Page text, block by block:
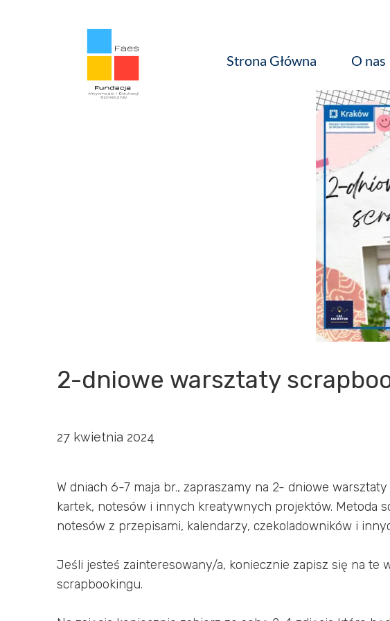
Strona Główna
O nas
2-dniowe warsztaty
27 kwietnia 2024
W dniach 6-7 maja br., zapraszamy na 2- dniowe
kartek, notesów i innych kreatywnych projektów. Metoda
notesów z przepisami, kalendarzy, czekoladowników i
Jeśli jesteś zainteresowany/a, koniecznie zapisz się na te
scrapbookingu.